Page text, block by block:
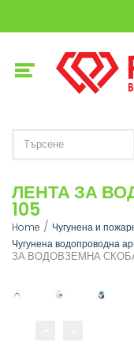
ЛЕНТА ЗА
105
Home
Чугунена и
Чугунена водопроводна
ЗА ВОДОВЗЕМНА